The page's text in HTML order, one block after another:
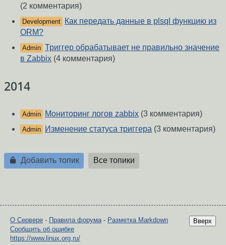
(2 комментария)
Development
Как передать данные в plsql функцию из
ORM?
Admin Триггер обрабатывает не правильно значение
в Zabbix (4 комментария)
2014
Admin Мониторинг логов zabbix (3 комментария)
Admin Изменение статуса триггера (3 комментария)
Добавить топик Все топики
Вверх
О Сервере - Правила форума- Разметка Markdown
Сообщить об ошибке
https://www.linux.org.ru/